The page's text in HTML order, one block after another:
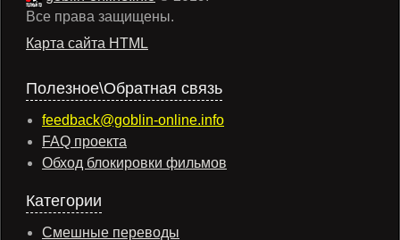
Все права защищены.
Карта сайта HTML
Полезное\Обратная связь
feedback@goblin-online.info
FAQ проекта
Обход блокировки фильмов
Категории
Смешные переводы